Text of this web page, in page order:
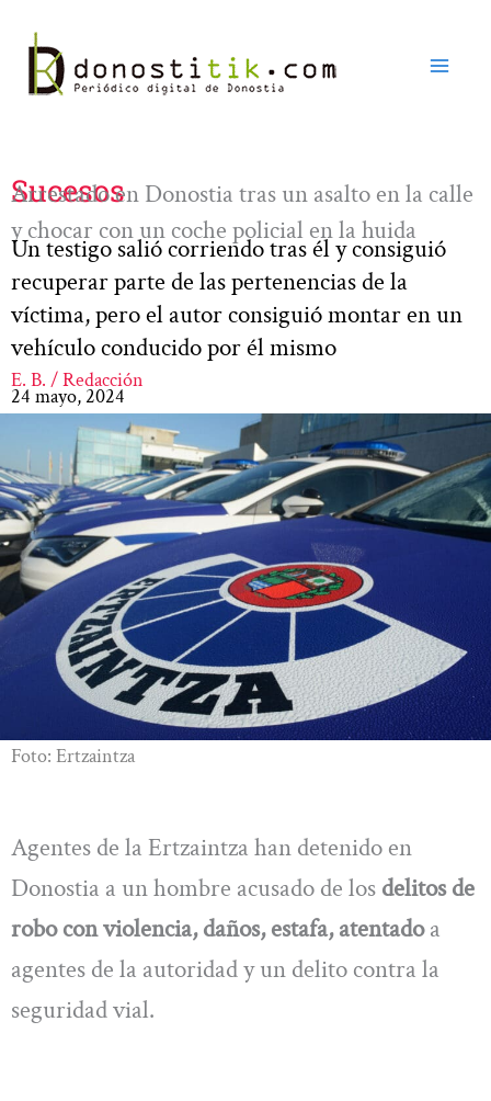
contenido
Sucesos
Arrestado en Donostia tras un asalto en la calle
y chocar con un coche policial en la huida
Un testigo salió corriendo tras él y consiguió
recuperar parte de las pertenencias de la
víctima, pero el autor consiguió montar en un
vehículo conducido por él mismo
E. B. / Redacción
24 mayo, 2024
Foto: Ertzaintza
Agentes de la Ertzaintza han detenido en
Donostia a un hombre acusado de los delitos de
robo con violencia, daños, estafa, atentadoa
agentes de la autoridad y un delito contra la
seguridad vial.